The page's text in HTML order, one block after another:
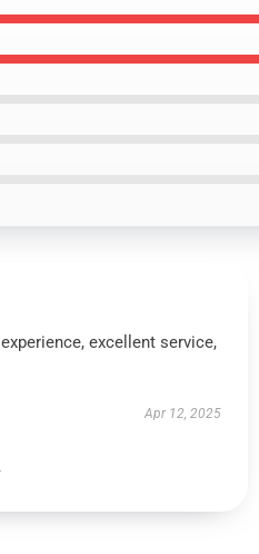
excellent service,
Apr 12, 2025